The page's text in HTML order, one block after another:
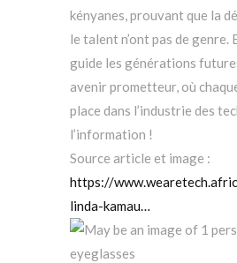
kényanes, prouvant que la
le talent n’ont pas de genre.
guide les générations
avenir prometteur, où
place dans l’industrie des
l’information !
Source article et image :
https://
linda-kamau…